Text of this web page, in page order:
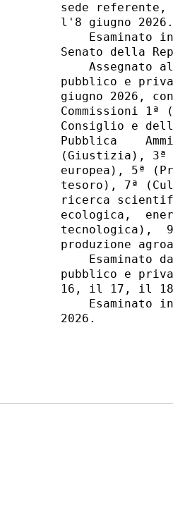
sede
l'8 giugno
Esaminato
Senato della
Assegnato
pubblico e
giugno 2026,
Commissioni
Consiglio e
Pubblica
(Giustizia),
europea), 5ª
tesoro), 7ª
ricerca
ecologica,
tecnologica),
produzione
Esaminato
pubblico e
16, il 17, il 18
Esaminato
2026.